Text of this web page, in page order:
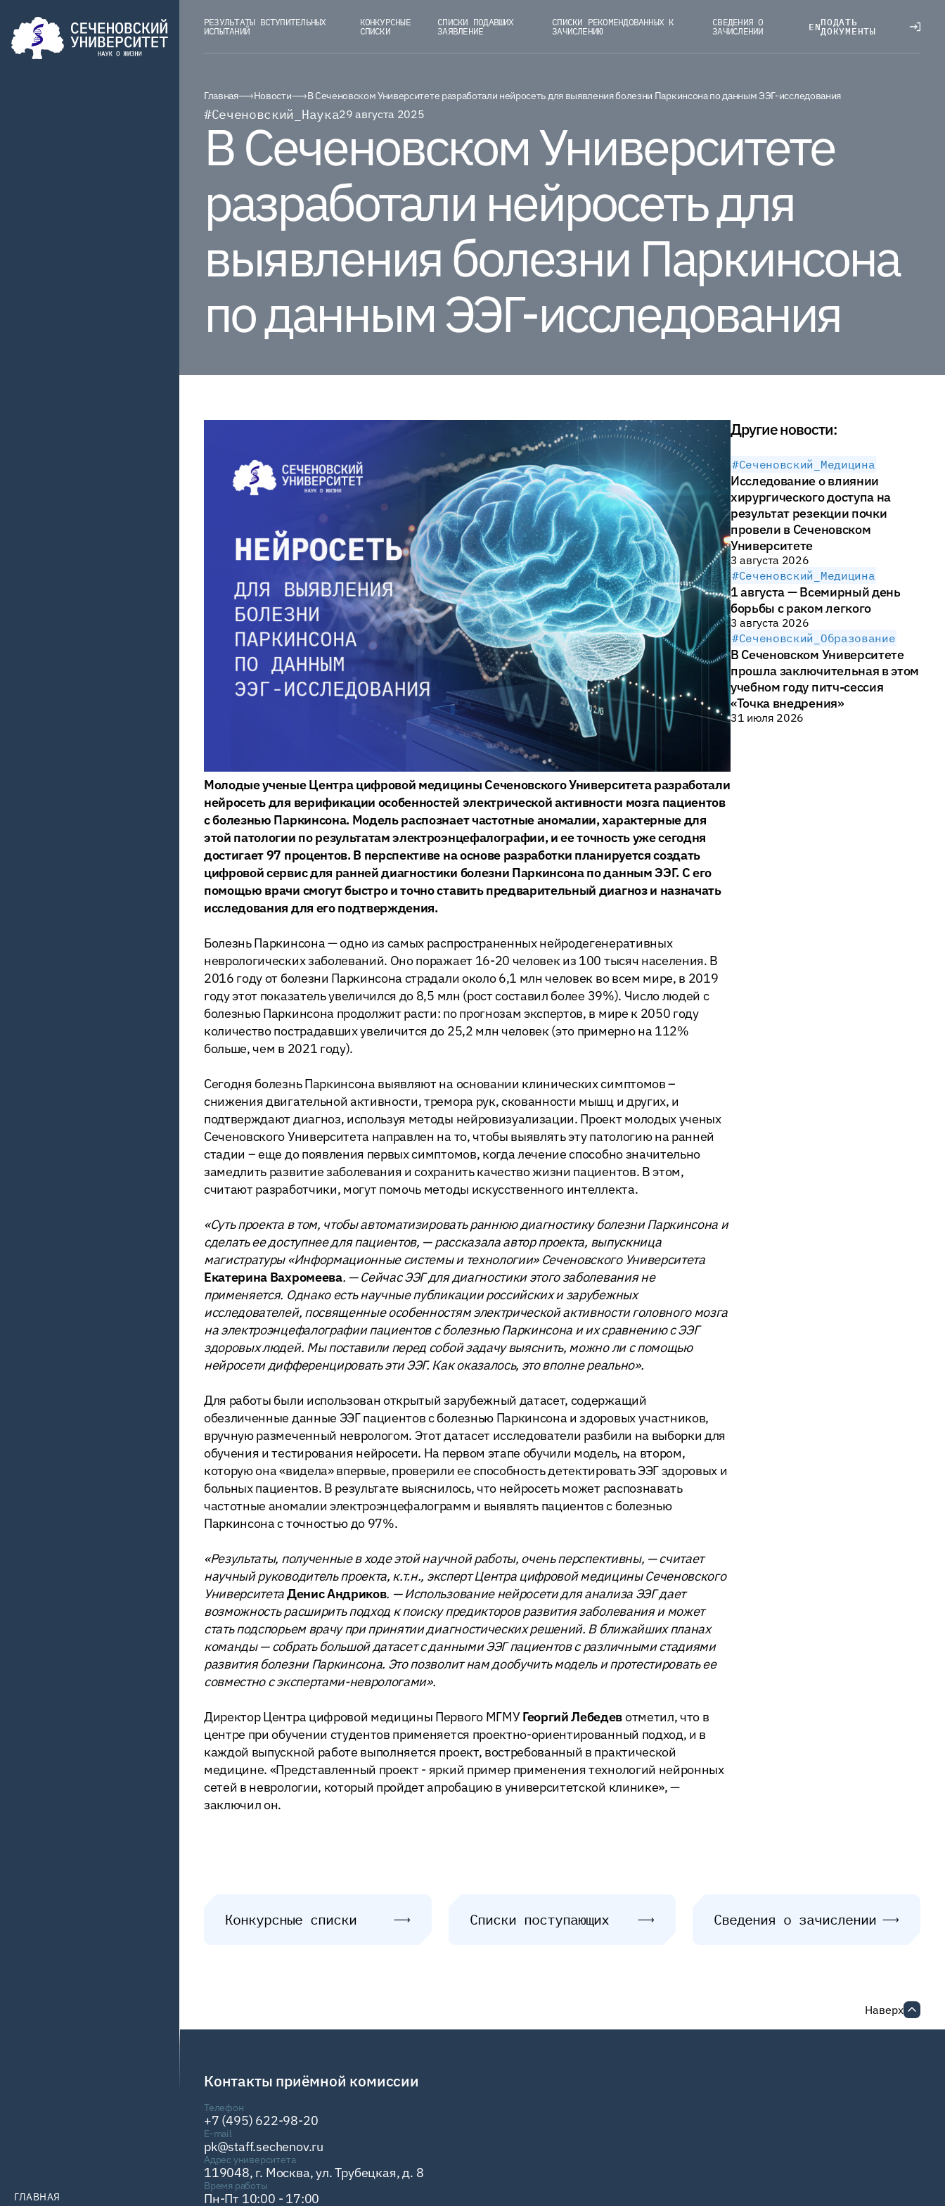
ГЛАВНАЯ
РЕЗУЛЬТАТЫ ВСТУПИТЕЛЬНЫХ
ИСПЫТАНИЙ
КОНКУРСНЫЕ
СПИСКИ
СПИСКИ ПОДАВШИХ
ЗАЯВЛЕНИЕ
СПИСКИ РЕКОМЕНДОВАННЫХ К
ЗАЧИСЛЕНИЮ
СВЕДЕНИЯ О
ЗАЧИСЛЕНИИ ENПОДАТЬ
ДОКУМЕНТЫ
Главная Новости В Сеченовском Университете разработали нейросеть для выявления болезни Паркинсона по данным ЭЭГ-исследования
#Сеченовский_Наука29 августа 2025
В Сеченовском Университете
разработали нейросеть для
выявления болезни Паркинсона
по данным ЭЭГ-исследования
Молодыеученые Центра цифровой медицины Сеченовского Университета разработали
нейросеть для верификации особенностей электрической активности мозга пациентов
с болезнью Паркинсона. Модель распознает частотные аномалии, характерные для
этой патологии по результатам электроэнцефалографии, и ее точность уже сегодня
достигает 97 процентов. В перспективе на основе разработки планируется создать
цифровой сервис для ранней диагностики болезни Паркинсона по данным ЭЭГ. С его
помощью врачи смогут быстро и точно ставить предварительный диагноз и назначать
исследования для его подтверждения.
Болезнь Паркинсона — одно из самых распространенных нейродегенеративных
неврологических заболеваний. Оно поражает 16-20 человек из 100 тысяч населения. В
2016 году от болезни Паркинсона страдали около 6,1 млн человек во всем мире, в 2019
году этот показатель увеличился до 8,5 млн (рост составил более 39%). Число людей с
болезнью Паркинсона продолжит расти: по прогнозам экспертов, в мире к 2050 году
количество пострадавших увеличится до 25,2 млн человек (это примерно на 112%
больше, чем в 2021 году).
Сегодня болезнь Паркинсона выявляют на основании клинических симптомов –
снижения двигательной активности, тремора рук, скованности мышц и других, и
подтверждают диагноз, используя методы нейровизуализации. Проект молодых ученых
Сеченовского Университета направлен на то, чтобы выявлять эту патологию на ранней
стадии – еще до появления первых симптомов, когда лечение способно значительно
замедлить развитие заболевания и сохранить качество жизни пациентов. В этом,
считают разработчики, могут помочь методы искусственного интеллекта.
«Суть проекта в том, чтобы автоматизировать раннюю диагностику болезни Паркинсона и
сделать ее доступнее для пациентов, — рассказала автор проекта, выпускница
магистратуры «Информационные системы и технологии» Сеченовского Университета
Екатерина Вахромеева. — Сейчас ЭЭГ для диагностики этого заболевания не
применяется. Однако есть научные публикации российских и зарубежных
исследователей, посвященные особенностям электрической активности головного мозга
на электроэнцефалографии пациентов с болезнью Паркинсона и их сравнению с ЭЭГ
здоровых людей. Мы поставили перед собой задачу выяснить, можно ли с помощью
нейросети дифференцировать эти ЭЭГ. Как оказалось, это вполне реально».
Для работы были использован открытый зарубежный датасет, содержащий
обезличенные данные ЭЭГ пациентов с болезнью Паркинсона и здоровых участников,
вручную размеченный неврологом. Этот датасет исследователи разбили на выборки для
обучения и тестирования нейросети. На первом этапе обучили модель, на втором,
которую она «видела» впервые, проверили ее способность детектировать ЭЭГ здоровых и
больных пациентов. В результате выяснилось, что нейросеть может распознавать
частотные аномалии электроэнцефалограмм и выявлять пациентов с болезнью
Паркинсона с точностью до 97%.
«Результаты, полученные в ходе этой научной работы, очень перспективны, — считает
научный руководитель проекта, к.т.н., эксперт Центра цифровой медицины Сеченовского
УниверситетаДенис Андриков. — Использование нейросети для анализа ЭЭГ дает
возможность расширить подход к поиску предикторов развития заболевания и может
стать подспорьем врачу при принятии диагностических решений. В ближайших планах
команды — собрать большой датасет с данными ЭЭГ пациентов с различными стадиями
развития болезни Паркинсона. Это позволит нам дообучить модель и протестировать ее
совместно с экспертами-неврологами».
Директор Центра цифровой медицины Первого МГМУГеоргий Лебедевотметил, что в
центре при обучении студентов применяется проектно-ориентированный подход, и в
каждой выпускной работе выполняется проект, востребованный в практической
медицине. «Представленный проект - яркий пример применения технологий нейронных
сетей в неврологии, который пройдет апробацию в университетской клинике», —
заключил он.
Другие новости:
#Сеченовский_Медицина
Исследование о влиянии
хирургического доступа на
результат резекции почки
провели в Сеченовском
Университете
3 августа 2026
#Сеченовский_Медицина
1 августа — Всемирный день
борьбы с раком легкого
3 августа 2026
#Сеченовский_Образование
В Сеченовском Университете
прошла заключительная в этом
учебном году питч-сессия
«Точка внедрения»
31 июля 2026
Конкурсные списки Списки поступающих Сведения о зачислении
Наверх
Контакты приёмной комиссии
Телефон
+7 (495) 622-98-20
E-mail
pk@staff.sechenov.ru
Адрес университета
119048, г. Москва, ул. Трубецкая, д. 8
Время работы
Пн-Пт 10:00 - 17:00